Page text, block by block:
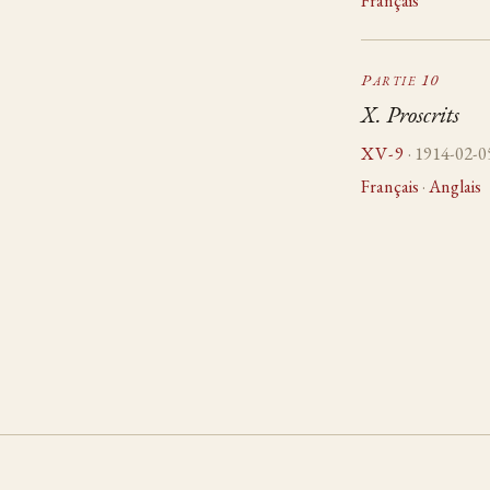
Partie 10
X. Proscrits
XV-9 · 1914-02-
Français ·Anglais